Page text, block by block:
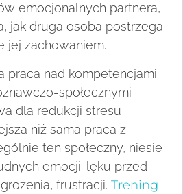
emocjonalnych partnera,
jak druga osoba postrzega
jej zachowaniem.
praca nad kompetencjami
społecznymi
dla redukcji stresu –
niż sama praca z
ten społeczny, niesie
emocji: lęku przed
frustracji. Trening